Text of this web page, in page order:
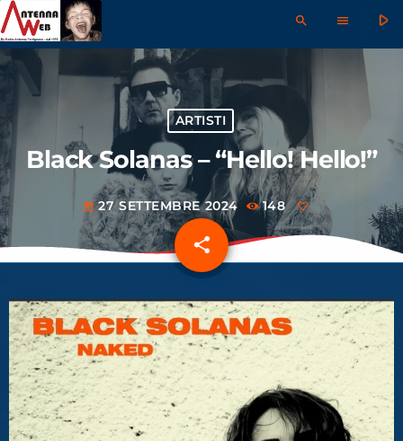
search menu play_arrow
ARTISTI
Black Solanas – “Hello! Hello!”
today 27 SETTEMBRE 2024 148
share
email